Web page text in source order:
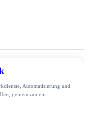
Automatisierung und
gemeinsam ein